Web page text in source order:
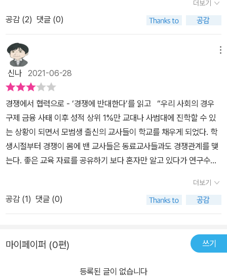
재의 나를 추구하는 욕구를 베이스에 깔고 있음을 이 책은 애써 외면
한다. 농사를 지어야 한다면 일 잘하는 일꾼과 함께 일하고 싶고, 전쟁
을 해야 한다면 총 잘 쏘는 전우와 함께 싸우고 싶은 것이 인간 본연의
합리적 심성이다. 이 책의 논리처럼 생존과 번영을 욕망하는 인간의
천성을 통제해야 한다면 그 부작용과 피해를 누군가는 희생해야 하는
데, 필시 경쟁 우위에 있는 능력자들에게 그 부담이 돌아갈 것이며, 그
렇게 침체된 사회는 또다시 이웃 나라에 침탈 당하는 역사를 되풀이
할 수도 있는 것이다. 이 책에서 드러나는 문제점은 대체로 다음과 같
다.1. 이분법적 구조와 일반화의 오류 모든 경쟁을 '파괴적'인것으로
규정하며, 선의의 경쟁이나 개인의 한계를 극복하려는 자기 경쟁(Sel
f-competition)등의 긍정적 측면을 지나치게 간과한다는 점이다.경
쟁과 협력을 상호 배타적인 관계로 설정하여, 현실 세계에서 흔히나
타나는 '협력적 경쟁'의 복합적인 역동성을 충분히 설명하지못하고 있
다.2. 편향된 자료 선택 자신의 주장을 뒷받침하기 위해 경쟁의 부정
논의는 상대적으로 외면하고 있다.3. 인간 본성에 대한 단정적 태
도 경쟁이 전적으로 학습된 것이라는 논지는 진화심리학적 관점에서
증명되지 않는 주장이다. 자원 확보를 위한 경쟁적 경향이 생물학적
더보기
공감 (2) 댓글 (0)
신나 2021-06-28
경쟁에서 협력으로 - ‘경쟁에 반대한다’를 읽고 “우리 사회의 경우
구제 금융 사태 이후 성적 상위 1%만 교대나 사범대에 진학할 수 있
는 상황이 되면서 모범생 출신의 교사들이 학교를 채우게 되었다. 학
생시절부터 경쟁이 몸에 밴 교사들은 동료교사들과도 경쟁관계를 맺
는다. 좋은 교육 자료를 공유하기 보다 혼자만 알고 있다가 연구수업
내면서 앞에 붙인 글이다. 공감한다. 내가 사범대학교에 진학할 때는
국어교육과가 국어국문과보다 소위 커트라인이 낮았다. 그 덕분에 나
수 있었다. 요즘 교사들은 참 똑똑하고 모범적이다. 그러나 그만큼
도 가입하지 않는다. 살아남기 위해 협력하지 않는 가슴 아픈 현실이
더보기
공감 (1) 댓글 (0)
마이페이퍼 (0편) 쓰기
등록된 글이 없습니다